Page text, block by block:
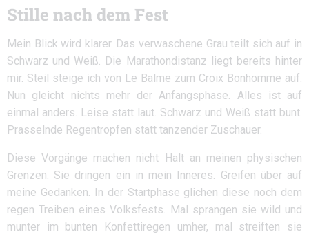
Stille nach dem Fest
Mein Blick wird klarer. Das verwaschene Grau teilt sich auf in
Schwarz und Weiß. Die Marathondistanz liegt bereits hinter
mir. Steil steige ich von Le Balme zum Croix Bonhomme auf.
Nun gleicht nichts mehr der Anfangsphase. Alles ist auf
einmal anders. Leise statt laut. Schwarz und Weiß statt bunt.
Prasselnde Regentropfen statt tanzender Zuschauer.
Diese Vorgänge machen nicht Halt an meinen physischen
Grenzen. Sie dringen ein in mein Inneres. Greifen über auf
meine Gedanken. In der Startphase glichen diese noch dem
regen Treiben eines Volksfests. Mal sprangen sie wild und
munter im bunten Konfettiregen umher, mal streiften sie